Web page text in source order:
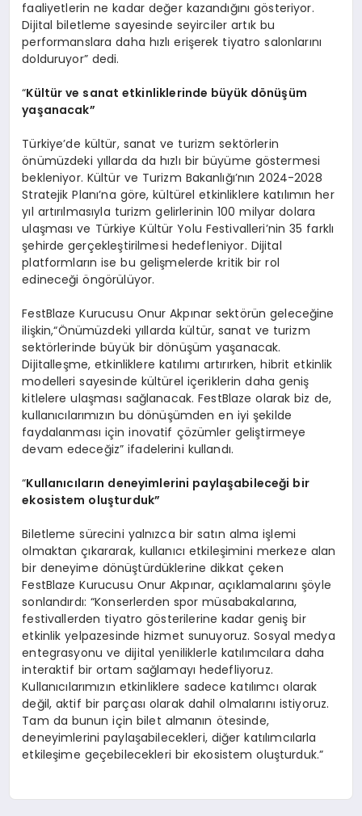
faaliyetlerin ne kadar değer kazandığını gösteriyor.
Dijital biletleme sayesinde seyirciler artık bu
performanslara daha hızlı erişerek tiyatro salonlarını
dolduruyor” dedi.
“Kültür ve sanat etkinliklerinde büyük dönüşüm
yaşanacak”
Türkiye’de kültür, sanat ve turizm sektörlerin
önümüzdeki yıllarda da hızlı bir büyüme göstermesi
bekleniyor. Kültür ve Turizm Bakanlığı’nın 2024-2028
Stratejik Planı’na göre, kültürel etkinliklere katılımın her
yıl artırılmasıyla turizm gelirlerinin 100 milyar dolara
ulaşması ve Türkiye Kültür Yolu Festivalleri’nin 35 farklı
şehirde gerçekleştirilmesi hedefleniyor. Dijital
platformların ise bu gelişmelerde kritik bir rol
edineceği öngörülüyor.
FestBlaze Kurucusu Onur Akpınar sektörün geleceğine
ilişkin,“Önümüzdeki yıllarda kültür, sanat ve turizm
sektörlerinde büyük bir dönüşüm yaşanacak.
Dijitalleşme, etkinliklere katılımı artırırken, hibrit etkinlik
modelleri sayesinde kültürel içeriklerin daha geniş
kitlelere ulaşması sağlanacak. FestBlaze olarak biz de,
kullanıcılarımızın bu dönüşümden en iyi şekilde
faydalanması için inovatif çözümler geliştirmeye
devam edeceğiz” ifadelerini kullandı.
“Kullanıcıların deneyimlerini paylaşabileceği bir
ekosistem oluşturduk”
Biletleme sürecini yalnızca bir satın alma işlemi
olmaktan çıkararak, kullanıcı etkileşimini merkeze alan
bir deneyime dönüştürdüklerine dikkat çeken
FestBlaze Kurucusu Onur Akpınar, açıklamalarını şöyle
sonlandırdı: “Konserlerden spor müsabakalarına,
festivallerden tiyatro gösterilerine kadar geniş bir
etkinlik yelpazesinde hizmet sunuyoruz. Sosyal medya
entegrasyonu ve dijital yeniliklerle katılımcılara daha
interaktif bir ortam sağlamayı hedefliyoruz.
Kullanıcılarımızın etkinliklere sadece katılımcı olarak
değil, aktif bir parçası olarak dahil olmalarını istiyoruz.
Tam da bunun için bilet almanın ötesinde,
deneyimlerini paylaşabilecekleri, diğer katılımcılarla
etkileşime geçebilecekleri bir ekosistem oluşturduk.”